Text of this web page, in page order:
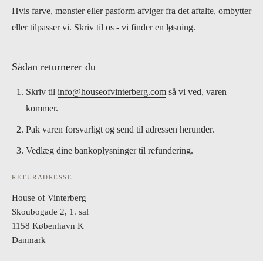
Hvis farve, mønster eller pasform afviger fra det aftalte, ombytter
eller tilpasser vi. Skriv til os - vi finder en løsning.
Sådan returnerer du
Skriv til info@houseofvinterberg.com så vi ved, varen
kommer.
Pak varen forsvarligt og send til adressen herunder.
Vedlæg dine bankoplysninger til refundering.
RETURADRESSE
House of Vinterberg
Skoubogade 2, 1. sal
1158 København K
Danmark